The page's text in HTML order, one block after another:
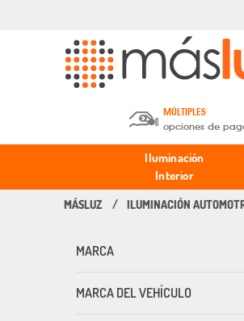
MÚLTIPLES
opciones de
Depósito en efectivo o
Transferencia.
Iluminación
Interior
ILUMINACIÓN
MARCA
MARCA DEL VEHÍCULO